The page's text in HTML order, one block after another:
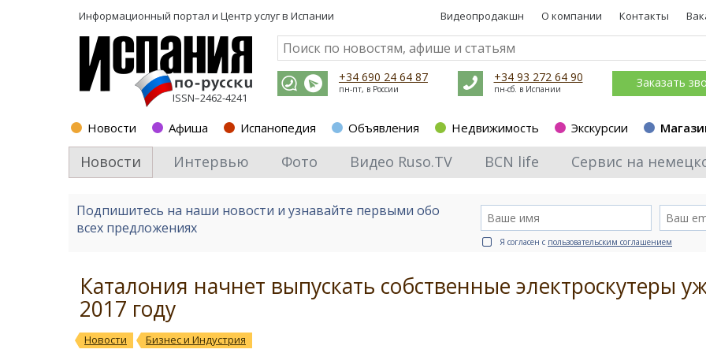
Информационный портал и Центр услуг в Испании Видеопродакшн О компании Контакты
ISSN–2462-4241
+34 690 24 64 87
пн-пт, в России
+34 93 272 64 90
пн-сб. в Испании Заказать
Новости Афиша Испанопедия Объявления Недвижимость Экскурсии
Новости Интервью Фото Видео Ruso.TV BCN life Сервис на
Подпишитесь на наши новости и узнавайте первыми обо
всех предложениях
Я согласен с пользовательским соглашением
Каталония начнет выпускать собственные электроскутеры
2017 году
Новости Бизнес и Индустрия